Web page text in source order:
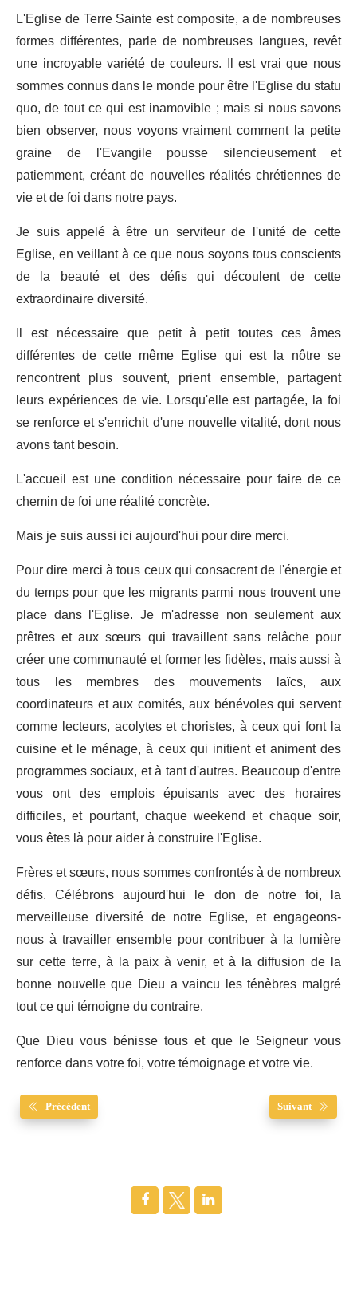
L'Eglise de Terre Sainte est composite, a de nombreuses
formes différentes, parle de nombreuses langues, revêt
une incroyable variété de couleurs. Il est vrai que nous
sommes connus dans le monde pour être l'Eglise du statu
quo, de tout ce qui est inamovible ; mais si nous savons
bien observer, nous voyons vraiment comment la petite
graine de l'Evangile pousse silencieusement et
patiemment, créant de nouvelles réalités chrétiennes de
vie et de foi dans notre pays.
Je suis appelé à être un serviteur de l'unité de cette
Eglise, en veillant à ce que nous soyons tous conscients
de la beauté et des défis qui découlent de cette
extraordinaire diversité.
Il est nécessaire que petit à petit toutes ces âmes
différentes de cette même Eglise qui est la nôtre se
rencontrent plus souvent, prient ensemble, partagent
leurs expériences de vie. Lorsqu'elle est partagée, la foi
se renforce et s'enrichit d'une nouvelle vitalité, dont nous
avons tant besoin.
L'accueil est une condition nécessaire pour faire de ce
chemin de foi une réalité concrète.
Mais je suis aussi ici aujourd'hui pour dire merci.
Pour dire merci à tous ceux qui consacrent de l'énergie et
du temps pour que les migrants parmi nous trouvent une
place dans l'Eglise. Je m'adresse non seulement aux
prêtres et aux sœurs qui travaillent sans relâche pour
créer une communauté et former les fidèles, mais aussi à
tous les membres des mouvements laïcs, aux
coordinateurs et aux comités, aux bénévoles qui servent
comme lecteurs, acolytes et choristes, à ceux qui font la
cuisine et le ménage, à ceux qui initient et animent des
programmes sociaux, et à tant d'autres. Beaucoup d'entre
vous ont des emplois épuisants avec des horaires
difficiles, et pourtant, chaque weekend et chaque soir,
vous êtes là pour aider à construire l'Eglise.
Frères et sœurs, nous sommes confrontés à de nombreux
défis. Célébrons aujourd'hui le don de notre foi, la
merveilleuse diversité de notre Eglise, et engageons-
nous à travailler ensemble pour contribuer à la lumière
sur cette terre, à la paix à venir, et à la diffusion de la
bonne nouvelle que Dieu a vaincu les ténèbres malgré
tout ce qui témoigne du contraire.
Que Dieu vous bénisse tous et que le Seigneur vous
renforce dans votre foi, votre témoignage et votre vie.
Précédent Suivant